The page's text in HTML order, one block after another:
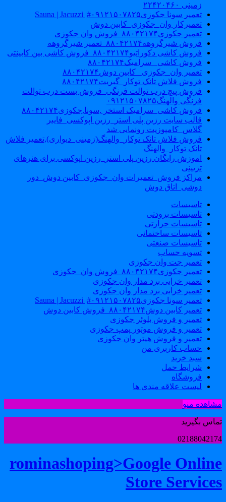
زمینی ۲۲۴۲۰۴۶۰
تعمیر سونا جکوزی۰۹۱۲۱۵۰۷۸۲۵#| Sauna | Jacuzzi
تعمیرکار وان_جکوزی_کابین دوش
تعمیر جکوزی۸۸۰۴۲۱۷۴_فروش وان جکوزی
فروش شیرگروهه۸۸۰۴۲۱۷۴_تعمیر شیرگروهه
فروش کاشی دکوراتیو۸۸۰۴۲۱۷۴_فروش کاشی بین کابینتی
فروش کاشی _سرامیک۸۸۰۴۲۱۷۴
تعمیر وان_جکوزی_ کابین دوش۸۸۰۴۲۱۷۴
فروش فلاش تانک توکار_گبریت۸۸۰۴۲۱۷۴
فروش پیچ درب توالت فرنگی_فروش بست درب توالت
فرنگی والهنگ۰۹۱۲۱۵۰۷۸۲۵
فروش کاشی_سرامیک استخر ,سونا,جکوزی۸۸۰۴۲۱۷۴
قالب سایت رزین پلی استر_رزین اپوکسی_فایبر
گلاس_کامپوزیت رونمایی شد
فروش فلاش تانک توکار_والهنگ(زمینی_دیواری),تعمیر فلاش
تانک توکار_والهنگ
اموزش رایگان رزین پلی استر_رزین اپوکسی برای هنرهای
تزیینی
مراکز فروش_تعمیرات وان_جکوزی_کابین دوش_دور
دوشی_اتاق دوش
تاسیسات
تاسیسات برودتی
تاسیسات حرارتی
تاسیسات ساختمانی
تاسیسات صنعتی
تسویه حساب
تعمیر جت وان جکوزی
تعمیر جکوزی۸۸۰۴۲۱۷۴_فروش وان_جکوزی
تعمیر خرابی برد مدار وان جکوزی
تعمیر خرابی برد مدار وان جکوزی
تعمیر سونا جکوزی۰۹۱۲۱۵۰۷۸۲۵#| Sauna | Jacuzzi
تعمیر کابین دوش۸۸۰۴۲۱۷۴_فروش کابین دوش
تعمیر و فروش بلوئر جکوزی
تعمیر و فروش موتور پمپ جکوزی
تعمیر و فروش هیتر وان جکوزی
حساب کاربری من
سبد خرید
شرایط حمل
فروشگاه
لیست علاقه مندی ها
منو
بگیرید
rominashoping>Google
Store